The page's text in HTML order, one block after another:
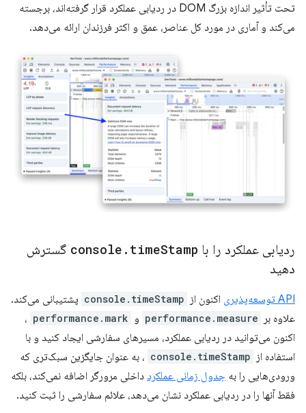
تحت تأثیر اندازه بزرگ DOM در ردیابی عملکرد قرار گرفته‌اند، برجسته
می‌کند و آماری در مورد کل عناصر، عمق و اکثر فرزندان ارائه می‌دهد.
ردیابی عملکرد را با console . timeStamp
گسترش
دهید
API توسعه‌پذیری اکنون از console.timeStamp پشتیبانی می‌کند.
علاوه بر
performance.measure و performance.mark ،
اکنون می‌توانید در ردیابی عملکرد، مسیرهای سفارشی ایجاد کنید و با
استفاده از console.timeStamp ، به عنوان جایگزین سبک‌تری که
ورودی‌هایی را به جدول زمانی عملکرد داخلی مرورگر اضافه نمی‌کند، بلکه
فقط آنها را در ردیابی عملکرد نشان می‌دهد، علائم سفارشی را ثبت کنید.